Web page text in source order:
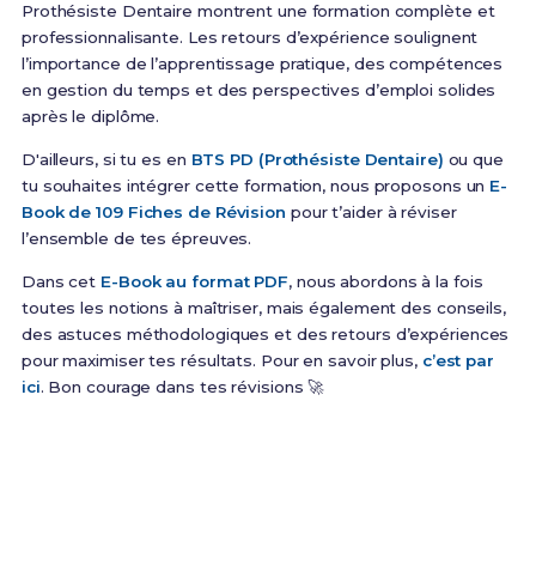
Prothésiste Dentaire montrent une formation complète et
professionnalisante. Les retours d’expérience soulignent
l’importance de l’apprentissage pratique, des compétences
en gestion du temps et des perspectives d’emploi solides
après le diplôme.
D'ailleurs, si tu es en BTS PD (Prothésiste Dentaire) ou que
tu souhaites intégrer cette formation, nous proposons un E-
Book de 109 Fiches de Révision pour t’aider à réviser
l’ensemble de tes épreuves.
Dans cet E-Book au format PDF, nous abordons à la fois
toutes les notions à maîtriser, mais également des conseils,
des astuces méthodologiques et des retours d’expériences
pour maximiser tes résultats. Pour en savoir plus, c’est par
ici. Bon courage dans tes révisions 🚀